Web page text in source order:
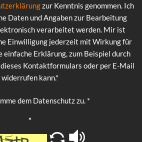
zur Kenntnis genommen. Ich
Daten und Angaben zur Bearbeitung
verarbeitet werden. Mir ist
Einwilligung jederzeit mit Wirkung für
einfache Erklärung, zum Beispiel durch
Kontaktformulars oder per E-Mail
widerrufen kann.*
dem Datenschutz zu. *
*